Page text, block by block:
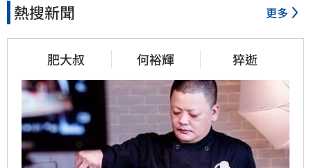
熱搜新聞 更多
肥大叔 何裕輝 猝逝